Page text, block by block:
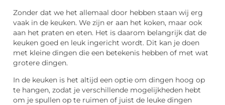
Zonder dat we het allemaal door hebben staan wij erg
vaak in de keuken. We zijn er aan het koken, maar ook
aan het praten en eten. Het is daarom belangrijk dat de
keuken goed en leuk ingericht wordt. Dit kan je doen
met kleine dingen die een betekenis hebben of met wat
grotere dingen.
In de keuken is het altijd een optie om dingen hoog op
te hangen, zodat je verschillende mogelijkheden hebt
om je spullen op te ruimen of juist de leuke dingen